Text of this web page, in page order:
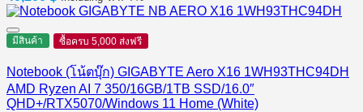
มีสินค้า ซื้อครบ 5,000 ส่งฟรี
Notebook (โน้ตบุ๊ก) GIGABYTE Aero X16 1WH93THC94DH
AMD Ryzen AI 7 350/16GB/1TB SSD/16.0″
QHD+/RTX5070/Windows 11 Home (White)